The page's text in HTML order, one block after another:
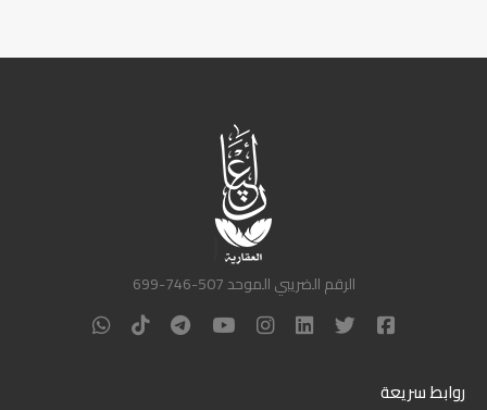
الرقم الضريبي الموحد 507-746-699
روابط سريعة